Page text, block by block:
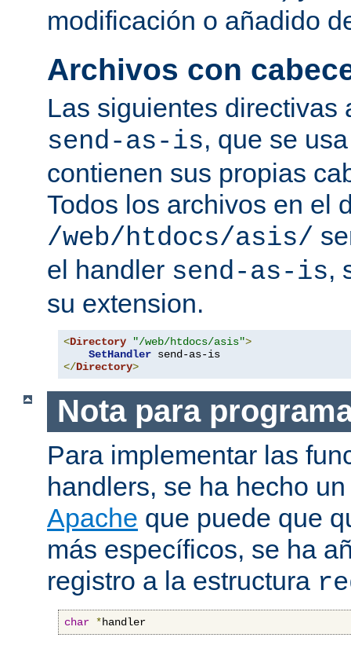
modificación o añadido
Archivos con
Las siguientes directivas
send-as-is, que se
contienen sus propias
Todos los archivos en el
/web/htdocs/asis/
el handler send-as-is,
su extension.
<Directory "/web/htdocs/asis">
SetHandler
</Directory>
Nota para
Para implementar las
handlers, se ha hecho
Apache que puede que
más específicos, se ha
registro a la estructura
char *handler